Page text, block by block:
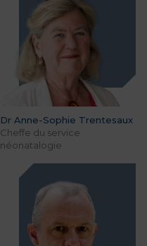
Dr Anne-Sophie Trentesaux
Cheffe du service
néonatalogie